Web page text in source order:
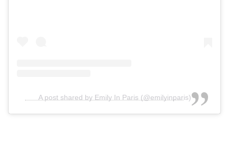
A post shared by Emily In Paris (@emilyinparis)